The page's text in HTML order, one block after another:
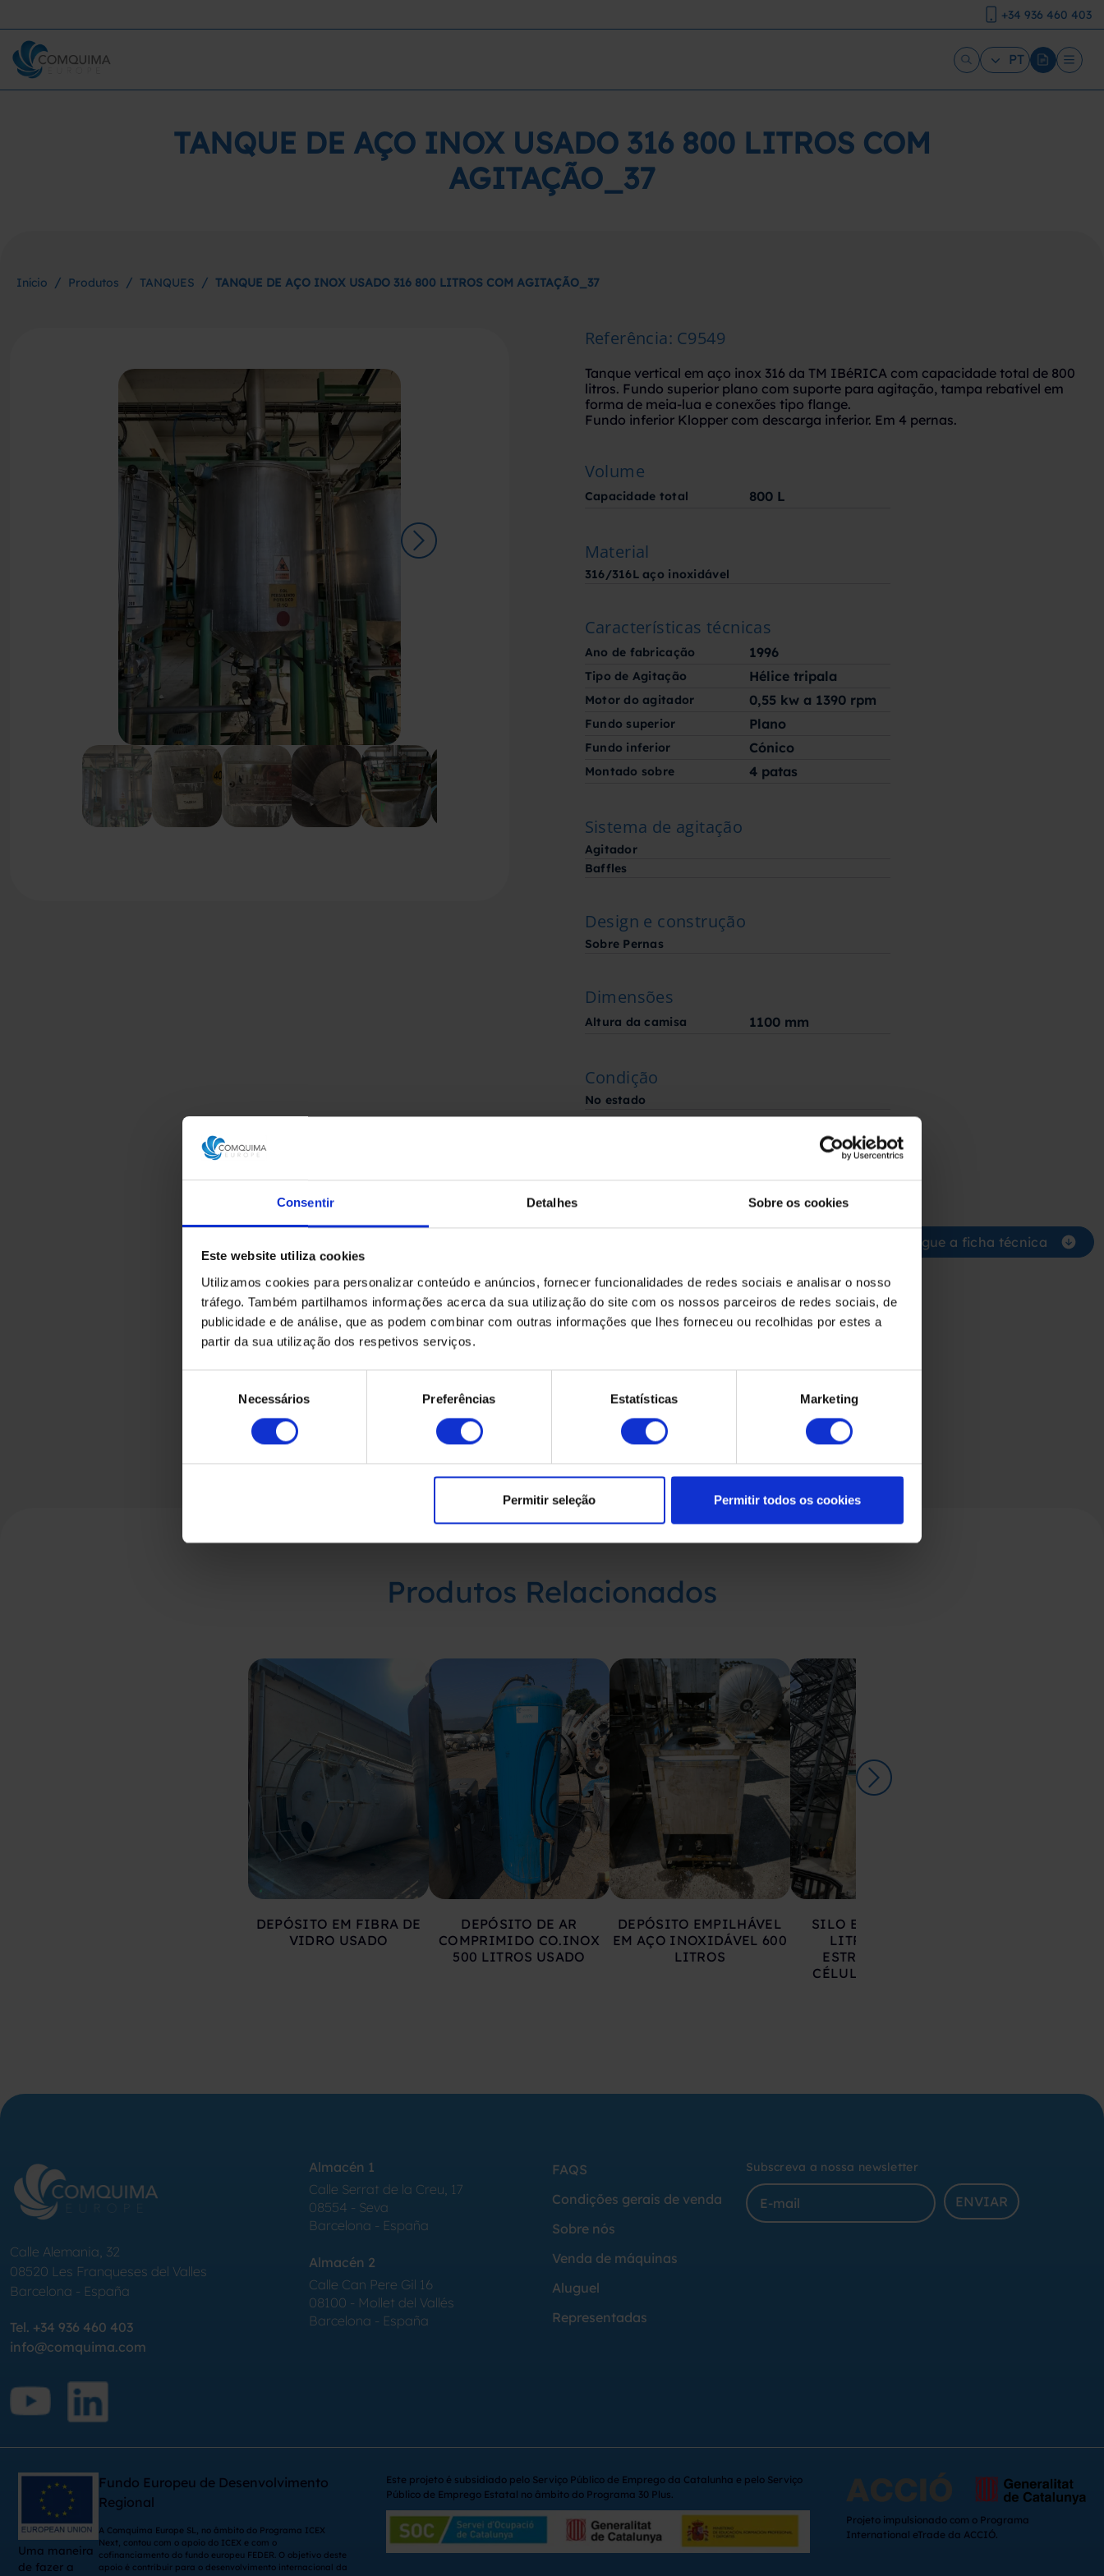
Consentir Detalhes Sobre os cookies
Este website utiliza cookies
Utilizamos cookies para personalizar conteúdo e anúncios, fornecer funcionalidades de redes sociais e analisar o nosso
tráfego. Também partilhamos informações acerca da sua utilização do site com os nossos parceiros de redes sociais, de
publicidade e de análise, que as podem combinar com outras informações que lhes forneceu ou recolhidas por estes a
partir da sua utilização dos respetivos serviços.
consentimento
Necessários Preferências Estatísticas Marketing
Permitir seleção Permitir todos os cookies
+34 936 460 403
PT
TANQUE DE AÇO INOX USADO 316 800 LITROS COM
AGITAÇÃO_37
Início / Produtos / TANQUES / TANQUE DE AÇO INOX USADO 316 800 LITROS COM AGITAÇÃO_37
Referência: C9549
Tanque vertical em aço inox 316 da TM IBéRICA com capacidade total de 800
litros. Fundo superior plano com suporte para agitação, tampa rebatível em
forma de meia-lua e conexões tipo flange.
Fundo inferior Klopper com descarga inferior. Em 4 pernas.
Volume
Capacidade total 800 L
Material
316/316L aço inoxidável
Características técnicas
Ano de fabricação 1996
Tipo de Agitação Hélice tripala
Motor do agitador 0,55 kw a 1390 rpm
Fundo superior Plano
Fundo inferior Cónico
Montado sobre 4 patas
Sistema de agitação
Agitador
Baffles
Design e construção
Sobre Pernas
Dimensões
Altura da camisa 1100 mm
Condição
No estado
Descarregue a ficha técnica
Produtos Relacionados
DEPÓSITO EM FIBRA DE
VIDRO USADO
DEPÓSITO DE AR
COMPRIMIDO CO.INOX
500 LITROS USADO
DEPÓSITO EMPILHÁVEL
EM AÇO INOXIDÁVEL 600
LITROS
SILO EM AÇO 17.000
LITROS SOBRE
ESTRUTURA COM
CÉLULAS DE CARGA
Calle Alemania, 32
08520 Les Franqueses del Valles
Barcelona - España
Tel. +34 936 460 403
info@comquima.com
Almacén 1
Calle Serrat de la Creu, 17
08554 - Seva
Barcelona - España
Almacén 2
Calle Can Pere Gil 16
08100 - Mollet del Vallés
Barcelona - España
FAQS
Condições gerais de venda
Sobre nós
Venda de máquinas
Aluguel
Representadas
Subscreva a nossa newsletter
ENVIAR
Uma maneira
de fazer a
Fundo Europeu de Desenvolvimento
Regional
A Comquima Europe SL, no âmbito do Programa ICEX
Next, contou com o apoio do ICEX e com o
cofinanciamento do fundo europeu FEDER. O objetivo deste
apoio é contribuir para o desenvolvimento internacional da
Este projeto é subsidiado pelo Serviço Público de Emprego da Catalunha e pelo Serviço
Público de Emprego Estatal no âmbito do Programa 30 Plus.
Projeto impulsionado com o Programa
International eTrade da ACCIÓ.